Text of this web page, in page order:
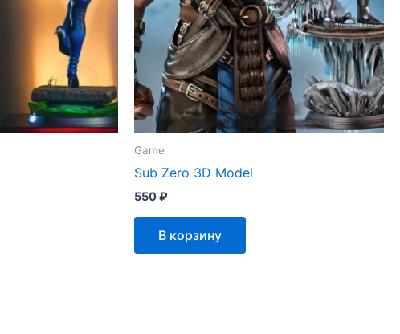
Game
Sub Zero 3D Model
550₽
В корзину